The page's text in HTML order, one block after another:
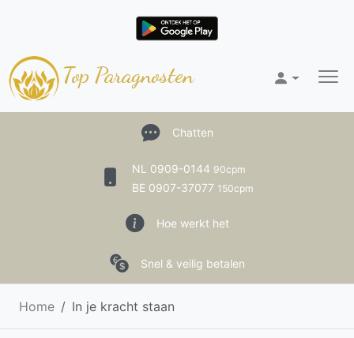
Top Paragnosten
Chatten
NL 0909-0144 90cpm
BE 0907-37077 150cpm
Hoe werkt het
Snel & veilig betalen
Home In je kracht staan